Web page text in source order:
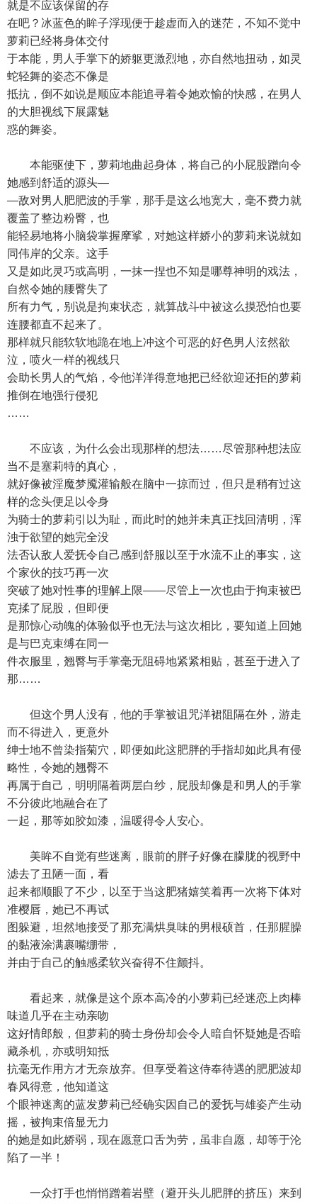
就是不应该保留的存
在吧？冰蓝色的眸子浮现便于趁虚而入的迷茫，不知不觉中
萝莉已经将身体交付
于本能，男人手掌下的娇躯更激烈地，亦自然地扭动，如灵
蛇轻舞的姿态不像是
抵抗，倒不如说是顺应本能追寻着令她欢愉的快感，在男人
的大胆视线下展露魅
惑的舞姿。
本能驱使下，萝莉地曲起身体，将自己的小屁股蹭向令
她感到舒适的源头—
—敌对男人肥肥波的手掌，那手是这么地宽大，毫不费力就
覆盖了整边粉臀，也
能轻易地将小脑袋掌握摩挲，对她这样娇小的萝莉来说就如
同伟岸的父亲。这手
又是如此灵巧或高明，一抹一捏也不知是哪尊神明的戏法，
自然令她的腰臀失了
所有力气，别说是拘束状态，就算战斗中被这么摸恐怕也要
连腰都直不起来了。
那样就只能软软地跪在地上冲这个可恶的好色男人泫然欲
泣，喷火一样的视线只
会助长男人的气焰，令他洋洋得意地把已经欲迎还拒的萝莉
推倒在地强行侵犯
……
不应该，为什么会出现那样的想法……尽管那种想法应
当不是塞莉特的真心，
就好像被淫魔梦魇灌输般在脑中一掠而过，但只是稍有过这
样的念头便足以令身
为骑士的萝莉引以为耻，而此时的她并未真正找回清明，浑
浊于欲望的她完全没
法否认敌人爱抚令自己感到舒服以至于水流不止的事实，这
个家伙的技巧再一次
突破了她对性事的理解上限——尽管上一次也由于拘束被巴
克揉了屁股，但即便
是那惊心动魄的体验似乎也无法与这次相比，要知道上回她
是与巴克束缚在同一
件衣服里，翘臀与手掌毫无阻碍地紧紧相贴，甚至于进入了
那……
但这个男人没有，他的手掌被诅咒洋裙阻隔在外，游走
而不得进入，更意外
绅士地不曾染指菊穴，即便如此这肥胖的手指却如此具有侵
略性，令她的翘臀不
再属于自己，明明隔着两层白纱，屁股却像是和男人的手掌
不分彼此地融合在了
一起，那等如胶如漆，温暖得令人安心。
美眸不自觉有些迷离，眼前的胖子好像在朦胧的视野中
滤去了丑陋一面，看
起来都顺眼了不少，以至于当这肥猪嬉笑着再一次将下体对
准樱唇，她已不再试
图躲避，坦然地接受了那充满烘臭味的男根硕首，任那腥臊
的黏液涂满裹嘴绷带，
并由于自己的触感柔软兴奋得不住颤抖。
看起来，就像是这个原本高冷的小萝莉已经迷恋上肉棒
味道几乎在主动亲吻
这好情郎般，但萝莉的骑士身份却会令人暗自怀疑她是否暗
藏杀机，亦或明知抵
抗毫无作用方才无奈放弃。但享受着这侍奉待遇的肥肥波却
春风得意，他知道这
个眼神迷离的蓝发萝莉已经确实因自己的爱抚与雄姿产生动
摇，被拘束倍显无力
的她是如此娇弱，现在愿意口舌为劳，虽非自愿，却等于沦
陷了一半！
一众打手也悄悄蹭着岩壁（避开头儿肥胖的挤压）来到